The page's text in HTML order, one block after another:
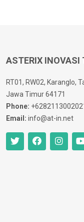
ASTERIX INOVASI
RT01, RW02, Karanglo,
Jawa Timur 64171
Phone:
Email: info@at-in.net